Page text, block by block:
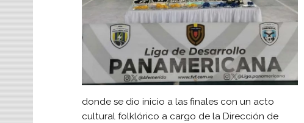
donde se dio inicio a las finales con un acto
cultural folklórico a cargo de la Dirección de